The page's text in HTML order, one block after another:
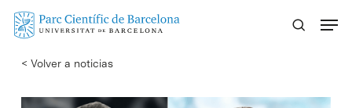
Skip
content
< Volver a noticias